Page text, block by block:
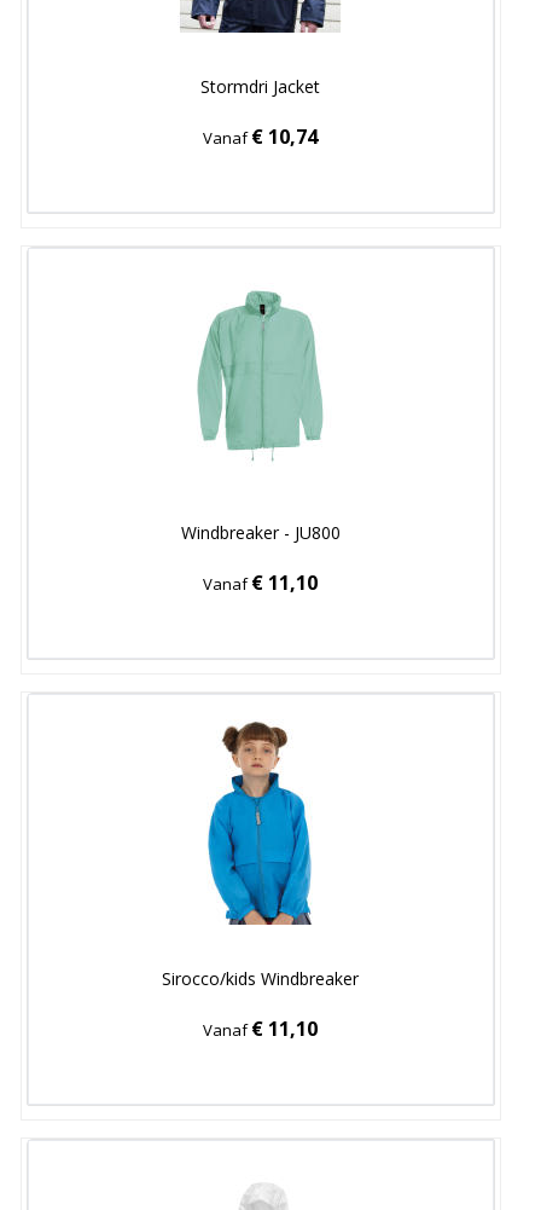
Stormdri Jacket
Vanaf€ 10,74
Windbreaker - JU800
Vanaf€ 11,10
Sirocco/kids Windbreaker
Vanaf€ 11,10